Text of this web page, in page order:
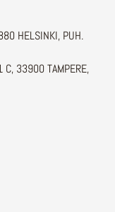
HELSINKI, PUH.
C, 33900 TAMPERE,